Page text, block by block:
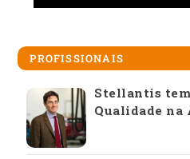
PROFISSIONAIS
Stellantis
Qualidade na